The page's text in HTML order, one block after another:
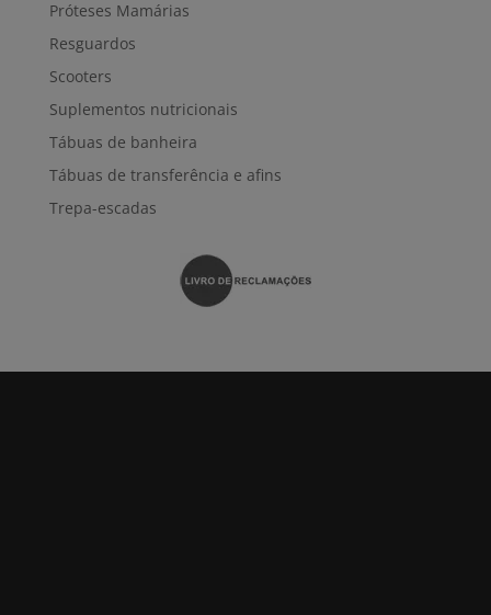
Próteses Mamárias
Resguardos
Scooters
Suplementos nutricionais
Tábuas de banheira
Tábuas de transferência e afins
Trepa-escadas